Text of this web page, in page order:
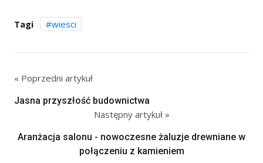
Tagi wiesci
« Poprzedni artykuł
Jasna przyszłość budownictwa
Następny artykuł »
Aranżacja salonu - nowoczesne żaluzje drewniane w
połączeniu z kamieniem